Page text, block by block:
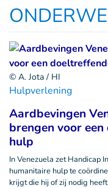
© A. Jota / HI
Hulpverlening
Aardbevingen
brengen voor
hulp
In Venezuela zet Handicap
humanitaire hulp te
krijgt die hij of zij nodig heeft.